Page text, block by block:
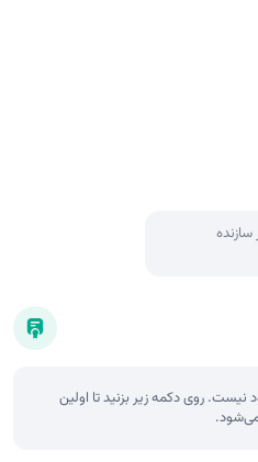
نیست. روی دکمه زیر بزنید تا اولین